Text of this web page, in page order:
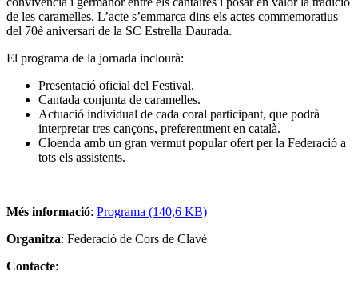
de les caramelles. L’acte s’emmarca dins els actes commemoratius
del 70è aniversari de la SC Estrella Daurada.
El programa de la jornada inclourà:
Presentació oficial del Festival.
Cantada conjunta de caramelles.
Actuació individual de cada coral participant, que podrà
interpretar tres cançons, preferentment en català.
Cloenda amb un gran vermut popular ofert per la Federació a
tots els assistents.
Més informació: Programa (140,6 KB)
Organitza: Federació de Cors de Clavé
Contacte: